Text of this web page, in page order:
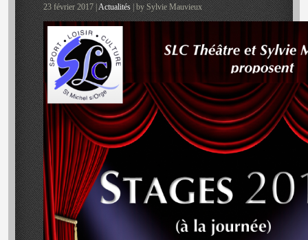
23 février 2017 |Actualités| by Sylvie Mauvieux